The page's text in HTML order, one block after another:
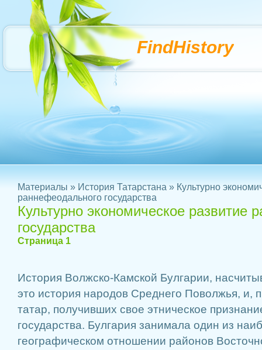
FindHistory
Материалы » История Татарстана » Культурно
раннефеодального государства
Культурно экономическое развитие
государства
Страница 1
История Волжско-Камской Булгарии,
это история народов Среднего Поволжья, и,
татар, получивших свое этническое
государства. Булгария занимала один из
географическом отношении районов